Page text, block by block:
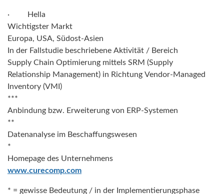
· Hella
Wichtigster Markt
Europa, USA, Südost-Asien
In der Fallstudie beschriebene Aktivität / Bereich
Supply Chain Optimierung mittels SRM (Supply
Relationship Management) in Richtung Vendor-Managed
Inventory (VMI)
***
Anbindung bzw. Erweiterung von ERP-Systemen
**
Datenanalyse im Beschaffungswesen
*
Homepage des Unternehmens
www.curecomp.com
* = gewisse Bedeutung / in der Implementierungsphase